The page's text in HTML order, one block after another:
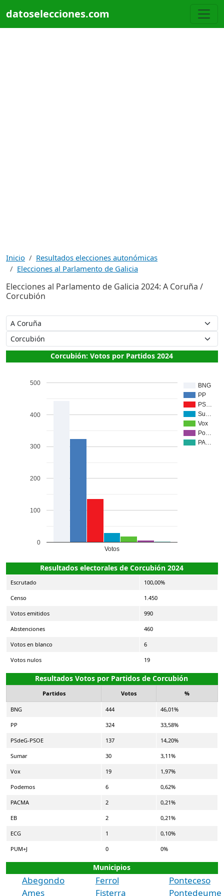
datoselecciones.com
Inicio
Resultados elecciones autonómicas
Elecciones al Parlamento de Galicia
Elecciones al Parlamento de Galicia 2024: A Coruña /
Corcubión
Corcubión: Votos por Partidos 2024
BNG
PP
PS…
Su…
Vox
Po…
PA…
Votos
0
100
200
300
400
500
Resultados electorales de Corcubión 2024
Escrutado 100,00%
Censo 1.450
Votos emitidos 990
Abstenciones 460
Votos en blanco 6
Votos nulos 19
Resultados Votos por Partidos de Corcubión
Partidos Votos %
BNG 444 46,01%
PP 324 33,58%
PSdeG-PSOE 137 14,20%
Sumar 30 3,11%
Vox 19 1,97%
Podemos 6 0,62%
PACMA 2 0,21%
EB 2 0,21%
ECG 1 0,10%
PUM+J 0 0%
Municipios
Abegondo
Ames
Ferrol
Fisterra
Ponteceso
Pontedeume